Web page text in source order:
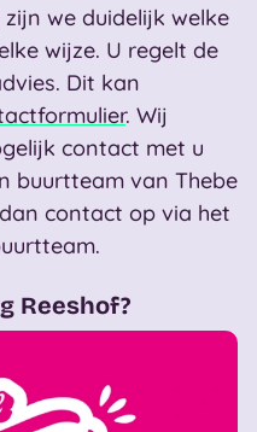
we duidelijk welke
wijze. U regelt de
Dit kan
. Wij
contact met u
buurtteam van Thebe
contact op via het
Reeshof?